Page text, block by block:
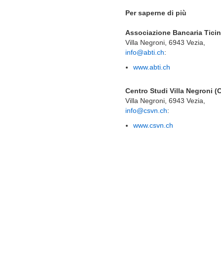
Per saperne di più
Associazione Bancaria
Villa Negroni, 6943 Vezia,
info@abti.ch:
www.abti.ch
Centro Studi Villa Negroni
Villa Negroni, 6943 Vezia,
info@csvn.ch:
www.csvn.ch